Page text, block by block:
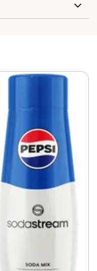
öppnad
läsk.
kolsyrat vatten för en
colasmaken –
PepsiCo. –
innehåller 440 ml
oöppnad
öppnad i kylskåpet.